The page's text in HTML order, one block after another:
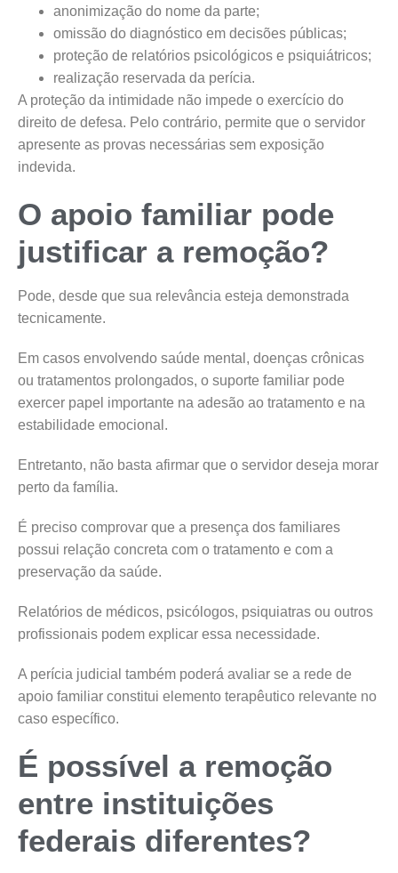
anonimização do nome da parte;
omissão do diagnóstico em decisões públicas;
proteção de relatórios psicológicos e psiquiátricos;
realização reservada da perícia.
A proteção da intimidade não impede o exercício do
direito de defesa. Pelo contrário, permite que o servidor
apresente as provas necessárias sem exposição
indevida.
O apoio familiar pode
justificar a remoção?
Pode, desde que sua relevância esteja demonstrada
tecnicamente.
Em casos envolvendo saúde mental, doenças crônicas
ou tratamentos prolongados, o suporte familiar pode
exercer papel importante na adesão ao tratamento e na
estabilidade emocional.
Entretanto, não basta afirmar que o servidor deseja morar
perto da família.
É preciso comprovar que a presença dos familiares
possui relação concreta com o tratamento e com a
preservação da saúde.
Relatórios de médicos, psicólogos, psiquiatras ou outros
profissionais podem explicar essa necessidade.
A perícia judicial também poderá avaliar se a rede de
apoio familiar constitui elemento terapêutico relevante no
caso específico.
É possível a remoção
entre instituições
federais diferentes?